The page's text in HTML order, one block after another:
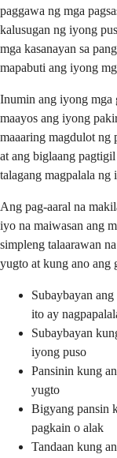
paggawa ng mga
kalusugan ng iyong
mga kasanayan sa
mapabuti ang iyong
Inumin ang iyong mga
maayos ang iyong
maaaring magdulot
at ang biglaang
talagang magpalala
Ang pag-aaral na
iyo na maiwasan ang
simpleng talaarawan
yugto at kung ano ang
Subaybayan
ito ay
Subaybayan
iyong puso
Pansinin kung
yugto
Bigyang pansin
pagkain o alak
Tandaan kung